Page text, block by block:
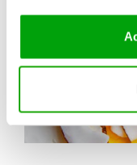
potrebbero
fornito loro o che
cookie consultare la
chiudere il banner,
dispositivo ad
corretto